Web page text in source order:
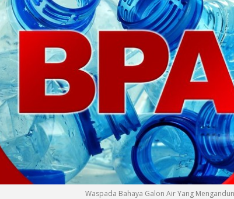
Waspada Bahaya Galon Air Yang Mengandung